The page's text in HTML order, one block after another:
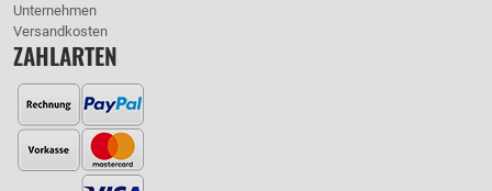
Unternehmen
Versandkosten
ZAHLARTEN